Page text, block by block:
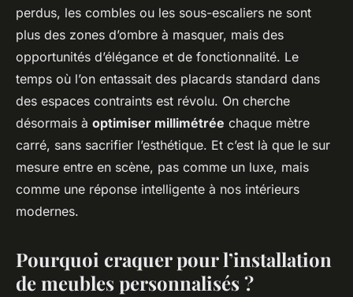
perdus, les combles ou les sous-escaliers ne sont
plus des zones d’ombre à masquer, mais des
opportunités d’élégance et de fonctionnalité. Le
temps où l’on entassait des placards standard dans
des espaces contraints est révolu. On cherche
désormais à optimiser millimétrée chaque mètre
carré, sans sacrifier l’esthétique. Et c’est là que le sur
mesure entre en scène, pas comme un luxe, mais
comme une réponse intelligente à nos intérieurs
modernes.
Pourquoi craquer pour l’installation
de meubles personnalisés ?